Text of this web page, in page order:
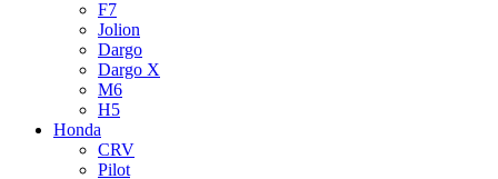
F7
Jolion
Dargo
Dargo X
M6
H5
Honda
CRV
Pilot